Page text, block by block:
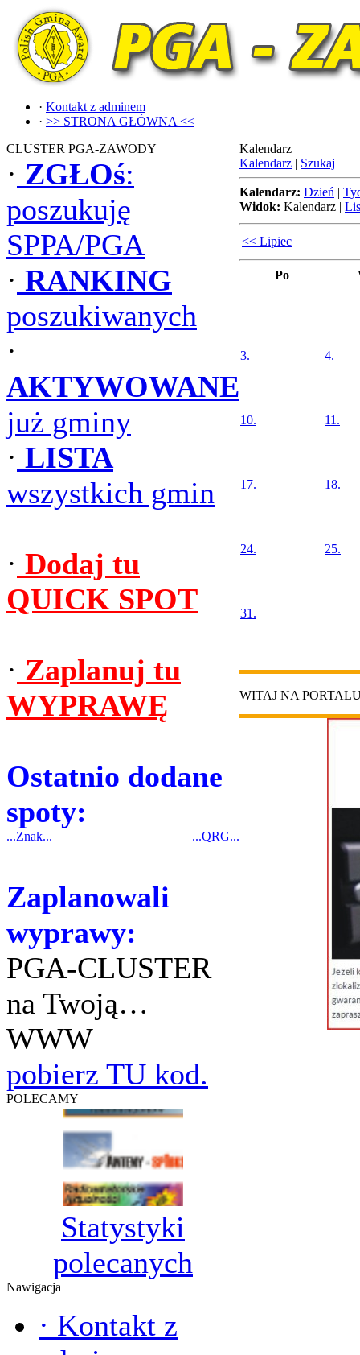
· Kontakt z adminem
· >> STRONA GŁÓWNA <<
CLUSTER PGA-ZAWODY
· ZGŁOś:
poszukuję
SPPA/PGA
· RANKING
poszukiwanych
·
AKTYWOWANE
już gminy
· LISTA
wszystkich gmin
· Dodaj tu
QUICK SPOT
· Zaplanuj tu
WYPRAWĘ
Ostatnio dodane
spoty:
...Znak... ...QRG...
Zaplanowali
wyprawy:
PGA-CLUSTER
na Twoją…
WWW
pobierz TU kod.
POLECAMY
Statystyki
polecanych
Nawigacja
· Kontakt z
Kalendarz
Kalendarz | Szukaj
Kalendarz: Dzień |
Widok: Kalendarz |
<< Lipiec
Po
3. 4.
10. 11.
17. 18.
24. 25.
31.
WITAJ NA